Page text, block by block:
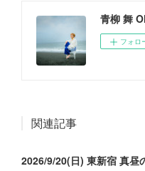
青柳 舞
フォロ
関連記事
2026/9/20(日) 東新宿 真昼